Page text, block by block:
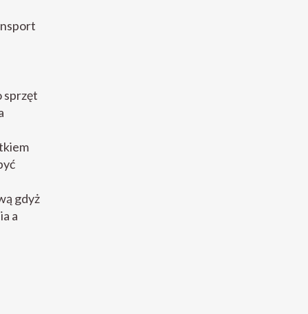
sprzęt
gdyż
a